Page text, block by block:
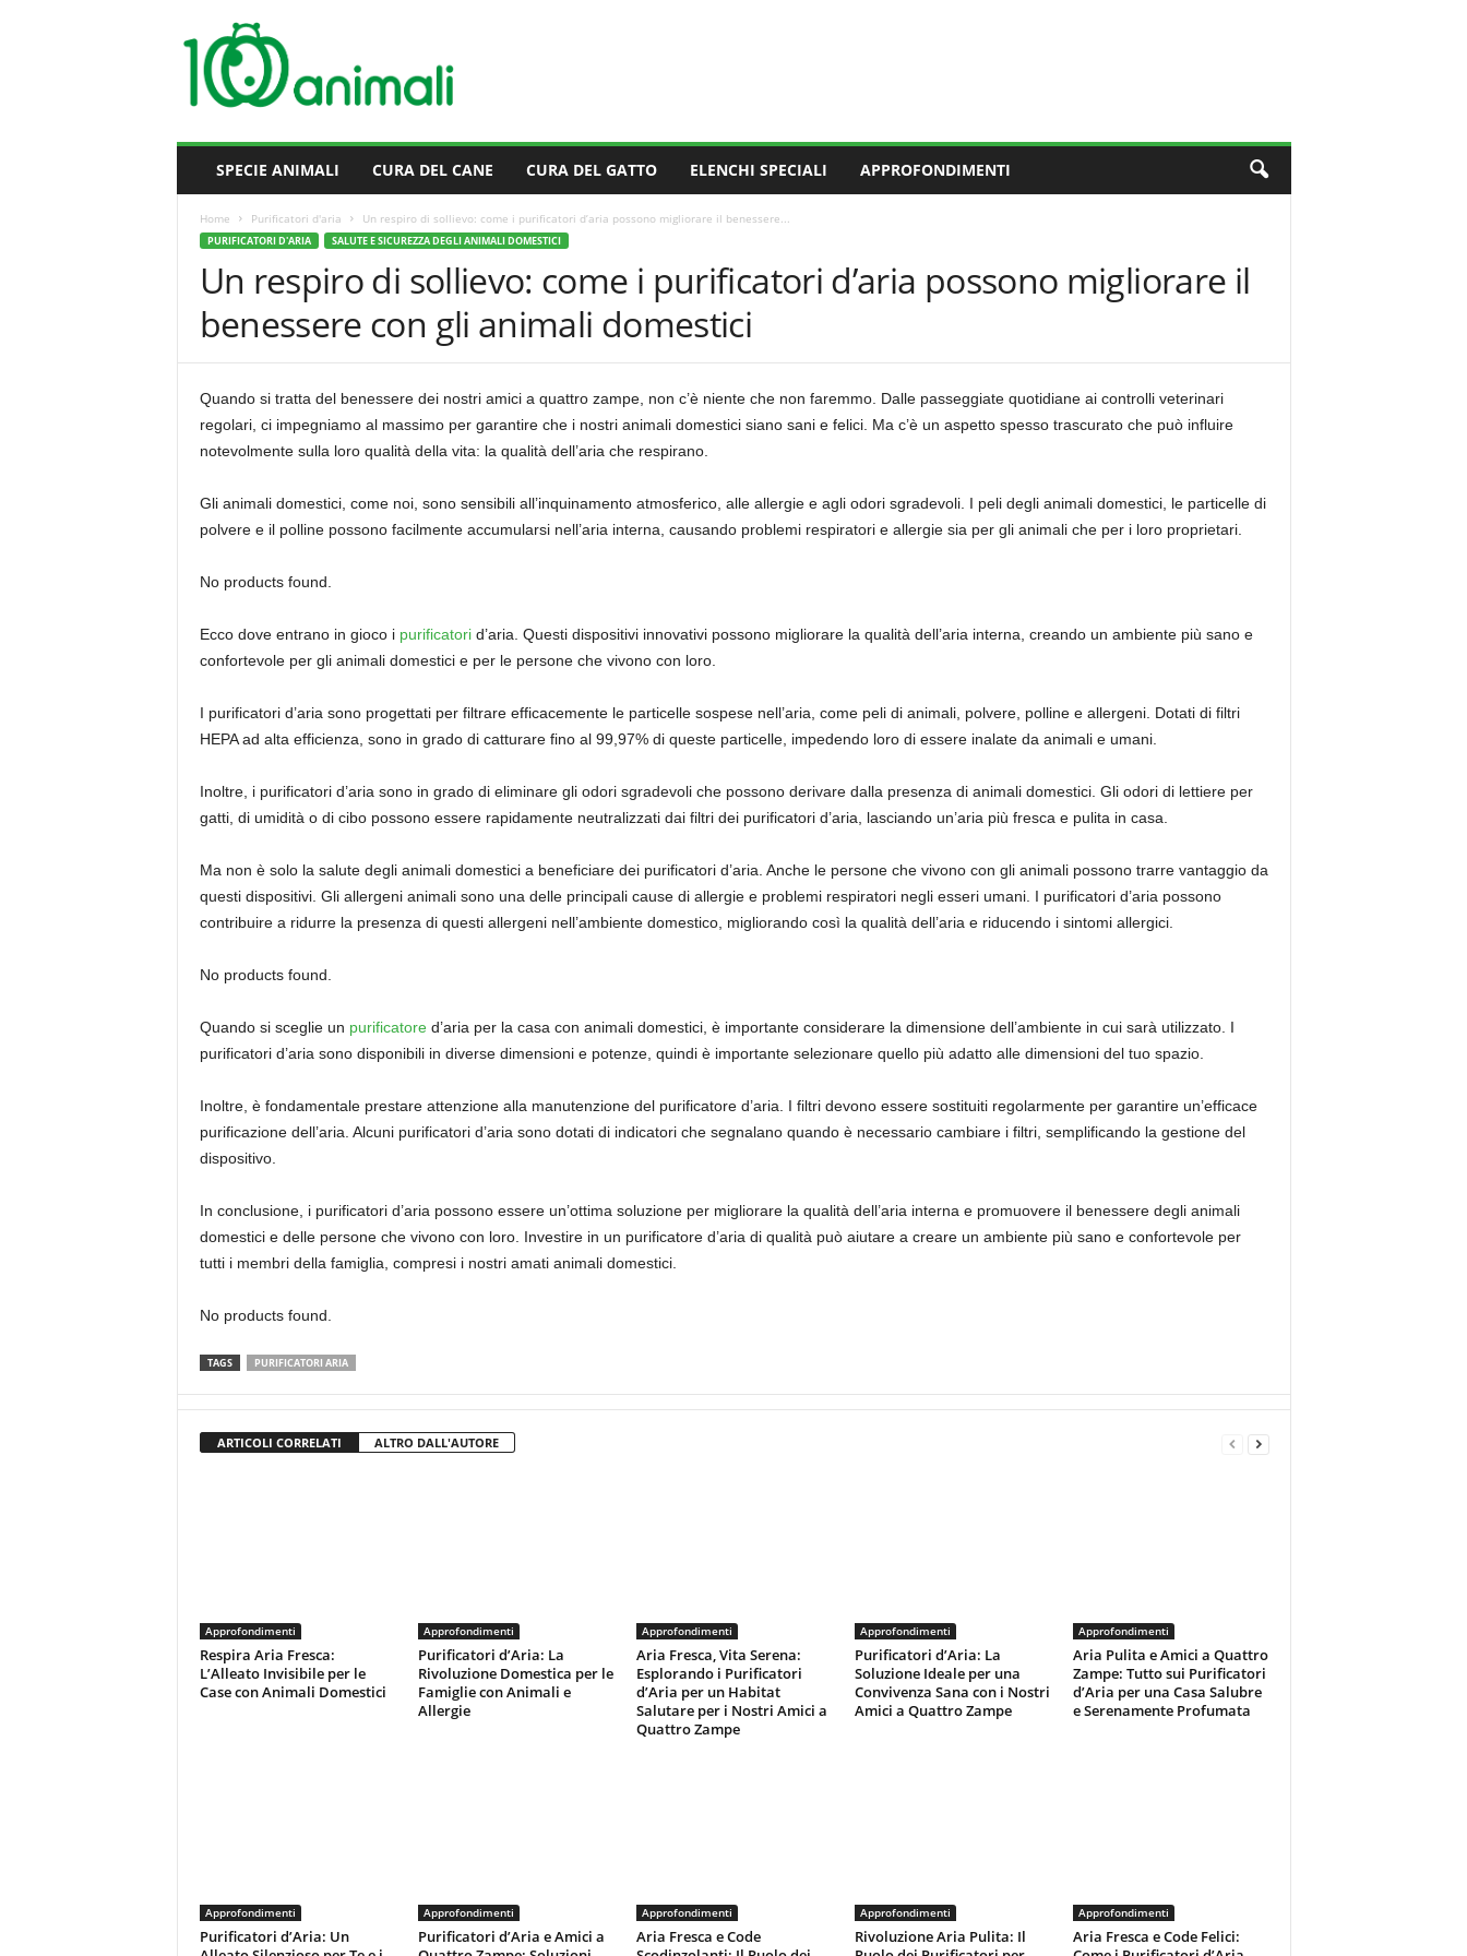
SPECIE ANIMALI CURA DEL CANE CURA DEL GATTO ELENCHI SPECIALI APPROFONDIMENTI
Home Purificatori d'aria Un respiro di sollievo: come i purificatori d’aria possono migliorare il benessere...
PURIFICATORI D'ARIA SALUTE E SICUREZZA DEGLI ANIMALI DOMESTICI
Un respiro di sollievo: come i purificatori d’aria possono migliorare il
benessere con gli animali domestici
Quando si tratta del benessere dei nostri amici a quattro zampe, non c’è niente che non faremmo. Dalle passeggiate quotidiane ai controlli veterinari
regolari, ci impegniamo al massimo per garantire che i nostri animali domestici siano sani e felici. Ma c’è un aspetto spesso trascurato che può influire
notevolmente sulla loro qualità della vita: la qualità dell’aria che respirano.
Gli animali domestici, come noi, sono sensibili all’inquinamento atmosferico, alle allergie e agli odori sgradevoli. I peli degli animali domestici, le particelle di
polvere e il polline possono facilmente accumularsi nell’aria interna, causando problemi respiratori e allergie sia per gli animali che per i loro proprietari.
No products found.
Ecco dove entrano in gioco i purificatorid’aria. Questi dispositivi innovativi possono migliorare la qualità dell’aria interna, creando un ambiente più sano e
confortevole per gli animali domestici e per le persone che vivono con loro.
I purificatori d’aria sono progettati per filtrare efficacemente le particelle sospese nell’aria, come peli di animali, polvere, polline e allergeni. Dotati di filtri
HEPA ad alta efficienza, sono in grado di catturare fino al 99,97% di queste particelle, impedendo loro di essere inalate da animali e umani.
Inoltre, i purificatori d’aria sono in grado di eliminare gli odori sgradevoli che possono derivare dalla presenza di animali domestici. Gli odori di lettiere per
gatti, di umidità o di cibo possono essere rapidamente neutralizzati dai filtri dei purificatori d’aria, lasciando un’aria più fresca e pulita in casa.
Ma non è solo la salute degli animali domestici a beneficiare dei purificatori d’aria. Anche le persone che vivono con gli animali possono trarre vantaggio da
questi dispositivi. Gli allergeni animali sono una delle principali cause di allergie e problemi respiratori negli esseri umani. I purificatori d’aria possono
contribuire a ridurre la presenza di questi allergeni nell’ambiente domestico, migliorando così la qualità dell’aria e riducendo i sintomi allergici.
No products found.
Quando si sceglie un purificatored’aria per la casa con animali domestici, è importante considerare la dimensione dell’ambiente in cui sarà utilizzato. I
purificatori d’aria sono disponibili in diverse dimensioni e potenze, quindi è importante selezionare quello più adatto alle dimensioni del tuo spazio.
Inoltre, è fondamentale prestare attenzione alla manutenzione del purificatore d’aria. I filtri devono essere sostituiti regolarmente per garantire un’efficace
purificazione dell’aria. Alcuni purificatori d’aria sono dotati di indicatori che segnalano quando è necessario cambiare i filtri, semplificando la gestione del
dispositivo.
In conclusione, i purificatori d’aria possono essere un’ottima soluzione per migliorare la qualità dell’aria interna e promuovere il benessere degli animali
domestici e delle persone che vivono con loro. Investire in un purificatore d’aria di qualità può aiutare a creare un ambiente più sano e confortevole per
tutti i membri della famiglia, compresi i nostri amati animali domestici.
No products found.
TAGS PURIFICATORI ARIA
ARTICOLI CORRELATI ALTRO DALL'AUTORE
Approfondimenti
Respira Aria Fresca:
L’Alleato Invisibile per le
Case con Animali Domestici
Approfondimenti
Purificatori d’Aria: La
Rivoluzione Domestica per le
Famiglie con Animali e
Allergie
Approfondimenti
Aria Fresca, Vita Serena:
Esplorando i Purificatori
d’Aria per un Habitat
Salutare per i Nostri Amici a
Quattro Zampe
Approfondimenti
Purificatori d’Aria: La
Soluzione Ideale per una
Convivenza Sana con i Nostri
Amici a Quattro Zampe
Approfondimenti
Aria Pulita e Amici a Quattro
Zampe: Tutto sui Purificatori
d’Aria per una Casa Salubre
e Serenamente Profumata
Approfondimenti
Purificatori d’Aria: Un
Approfondimenti
Purificatori d’Aria e Amici a
Approfondimenti
Aria Fresca e Code
Approfondimenti
Rivoluzione Aria Pulita: Il
Approfondimenti
Aria Fresca e Code Felici: